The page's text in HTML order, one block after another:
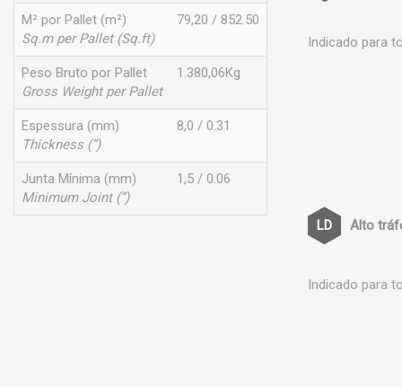
M² por Pallet (m²)
Sq.m per Pallet (Sq.ft)
79,20 / 852.50
Peso Bruto por Pallet
Gross Weight per Pallet
1.380,06Kg
Espessura (mm)
Thickness (”)
8,0 / 0.31
Junta Mínima (mm)
Minimum Joint (”)
1,5 / 0.06
Indicado para
Alto
Indicado para